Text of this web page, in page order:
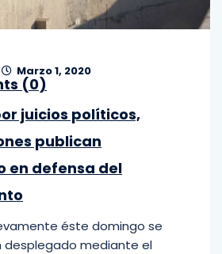
Marzo 1, 2020
(0)
juicios políticos,
publican
en defensa del
éste domingo se
desplegado mediante el